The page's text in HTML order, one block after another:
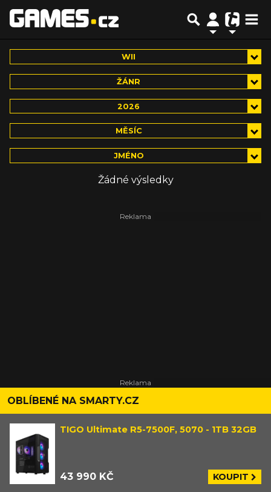
WII
ŽÁNR
2026
MĚSÍC
JMÉNO
Žádné výsledky
OBLÍBENÉ NA SMARTY.CZ
TIGO Ultimate R5-7500F, 5070 - 1TB 32GB
43 990 KČ KOUPIT